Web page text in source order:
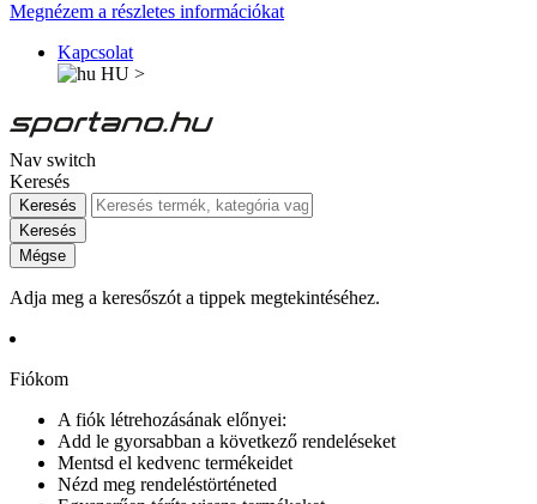
Megnézem a részletes információkat
Kapcsolat
HU >
Nav switch
Keresés
Keresés
Keresés
Mégse
Adja meg a keresőszót a tippek megtekintéséhez.
Fiókom
A fiók létrehozásának előnyei:
Add le gyorsabban a következő rendeléseket
Mentsd el kedvenc termékeidet
Nézd meg rendeléstörténeted